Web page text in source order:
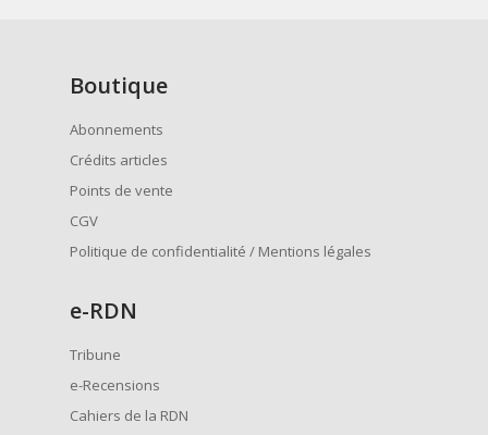
Boutique
Abonnements
Crédits articles
Points de vente
CGV
Politique de confidentialité / Mentions légales
e-RDN
Tribune
e-Recensions
Cahiers de la RDN